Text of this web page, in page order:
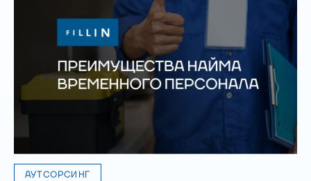
АУТСОРСИНГ